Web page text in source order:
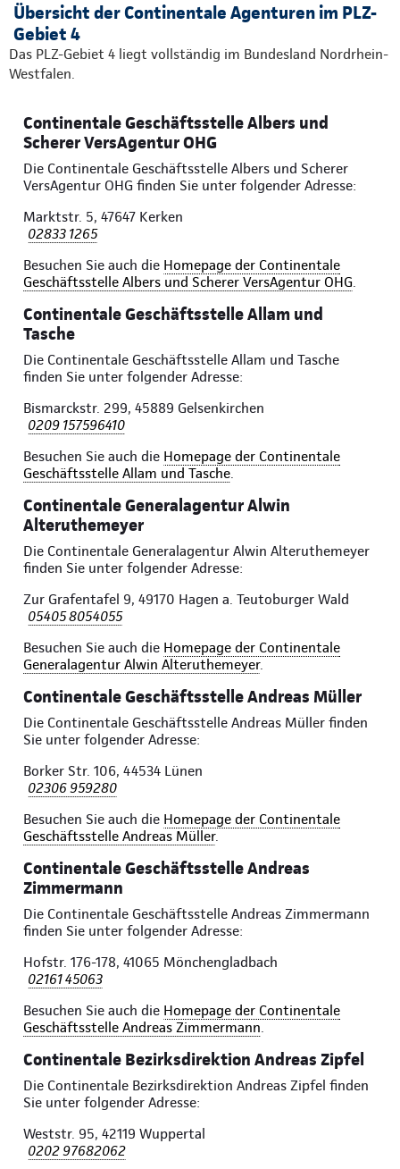
Übersicht der Continentale Agenturen im PLZ-
Gebiet 4
Das PLZ-Gebiet 4 liegt vollständig im Bundesland Nordrhein-
Westfalen.
Continentale Geschäftsstelle Albers und
Scherer VersAgentur OHG
Die Continentale Geschäftsstelle Albers und Scherer
VersAgentur OHG finden Sie unter folgender Adresse:
Marktstr. 5, 47647 Kerken
02833 1265
Besuchen Sie auch die Homepage der Continentale
Geschäftsstelle Albers und Scherer VersAgentur OHG.
Continentale Geschäftsstelle Allam und
Tasche
Die Continentale Geschäftsstelle Allam und Tasche
finden Sie unter folgender Adresse:
Bismarckstr. 299, 45889 Gelsenkirchen
0209 157596410
Besuchen Sie auch die Homepage der Continentale
Geschäftsstelle Allam und Tasche.
Continentale Generalagentur Alwin
Alteruthemeyer
Die Continentale Generalagentur Alwin Alteruthemeyer
finden Sie unter folgender Adresse:
Zur Grafentafel 9, 49170 Hagen a. Teutoburger Wald
05405 8054055
Besuchen Sie auch die Homepage der Continentale
Generalagentur Alwin Alteruthemeyer.
Continentale Geschäftsstelle Andreas Müller
Die Continentale Geschäftsstelle Andreas Müller finden
Sie unter folgender Adresse:
Borker Str. 106, 44534 Lünen
02306 959280
Besuchen Sie auch die Homepage der Continentale
Geschäftsstelle Andreas Müller.
Continentale Geschäftsstelle Andreas
Zimmermann
Die Continentale Geschäftsstelle Andreas Zimmermann
finden Sie unter folgender Adresse:
Hofstr. 176-178, 41065 Mönchengladbach
02161 45063
Besuchen Sie auch die Homepage der Continentale
Geschäftsstelle Andreas Zimmermann.
Continentale Bezirksdirektion Andreas Zipfel
Die Continentale Bezirksdirektion Andreas Zipfel finden
Sie unter folgender Adresse:
Weststr. 95, 42119 Wuppertal
0202 97682062